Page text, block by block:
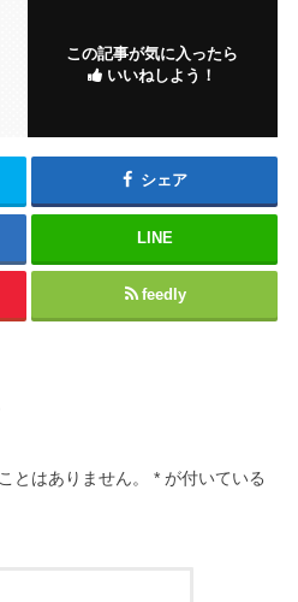
この記事が気に入ったら
いいねしよう！
シェア
LINE
feedly
とはありません。 * が付いている